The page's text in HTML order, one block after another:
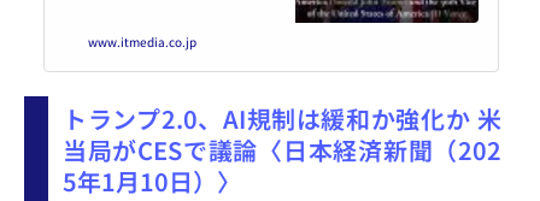
就任式のYouTubeでのライブ配信
も行うとしている。
www.itmedia.co.jp
トランプ2.0、AI規制は緩和か強化か 米
当局がCESで議論〈日本経済新聞（202
5年1月10日）〉